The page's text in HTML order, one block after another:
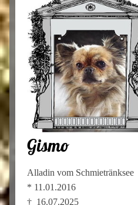
Gismo
Alladin vom Schmietränksee
* 11.01.2016
† 16.07.2025